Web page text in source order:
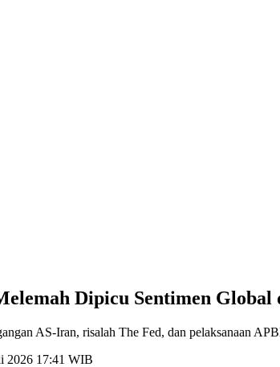
Dipicu Sentimen Global
AS-Iran, risalah The Fed, dan pelaksanaan
2026 17:41 WIB